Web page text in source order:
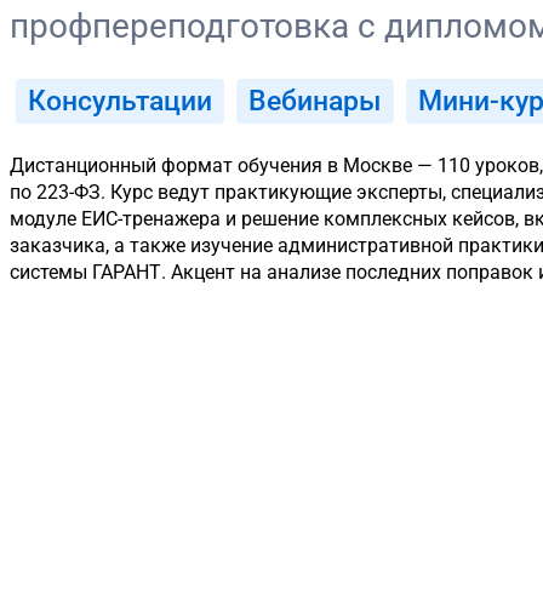
профпереподготовка с
Консультации Вебинары Мини-
Дистанционный формат обучения в Москве — 110
по 223-ФЗ. Курс ведут практикующие эксперты,
модуле ЕИС-тренажера и решение комплексных кейсов,
заказчика, а также изучение административной
системы ГАРАНТ. Акцент на анализе последних